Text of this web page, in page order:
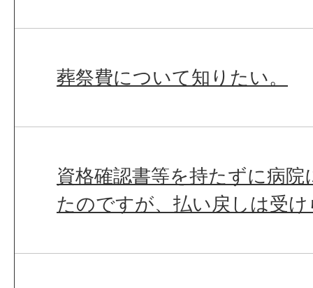
葬祭費について知りたい。
資格確認書等を持たずに病
たのですが、払い戻しは受